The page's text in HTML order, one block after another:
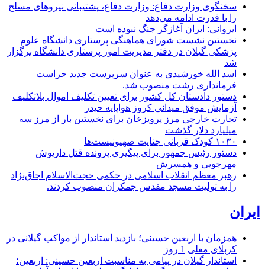
سخنگوی وزارت دفاع: وزارت دفاع، پشتیبانی نیرو‌های مسلح
را با قدرت ادامه می‌دهد
ایروانی: ایران آغازگر جنگ نبوده است
نخستین نشست شورای هماهنگی پرستاری دانشگاه علوم
پزشکی گیلان در دفتر مدیریت امور پرستاری دانشگاه برگزار
شد
اسد الله خورشیدی به عنوان سرپرست جدید حراست
فرمانداری رشت منصوب شد.
دستور دادستان کل کشور برای تعیین تکلیف اموال بلاتکلیف
آزمایش موفق میدانی کروز هواپایه حیدر
تجارت خارجی مرز پرویزخان برای نخستین بار از مرز سه
میلیارد دلار گذشت
۱۰۳۰ کودک قربانی جنایت صهیونیست‌ها
دستور رئیس جمهور برای پیگیری پرونده قتل داریوش
مهرجویی و همسرش
رهبر معظم انقلاب اسلامی در حکمی حجت‌الاسلام اجاق‌نژاد
را به تولیت مسجد مقدس جمکران منصوب کردند.
ایران
همزمان با اربعین حسینی؛ بازدید استاندار از مواکب گیلانی در
کربلای معلی 1 روز
استاندار گیلان در پیامی به مناسبت اربعین حسینی: اربعین؛